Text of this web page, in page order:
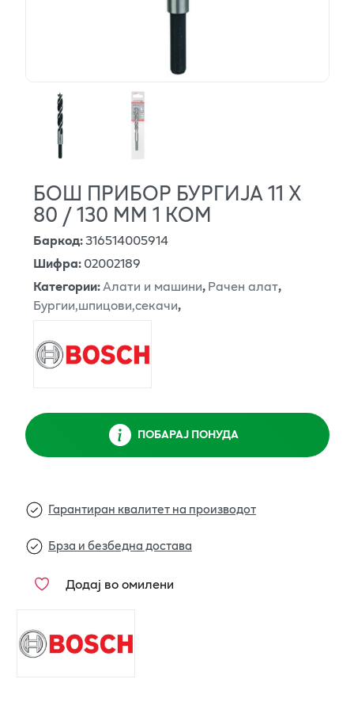
БОШ ПРИБОР БУРГИЈА 11 X
80 / 130 ММ 1 КОМ
Баркод:316514005914
Шифра:02002189
Категории:Алати и машини,Рачен алат,
Бургии,шпицови,секачи,
ПОБАРАЈ ПОНУДА
Гарантиран квалитет на производот
Брза и безбедна достава
Додај во омилени